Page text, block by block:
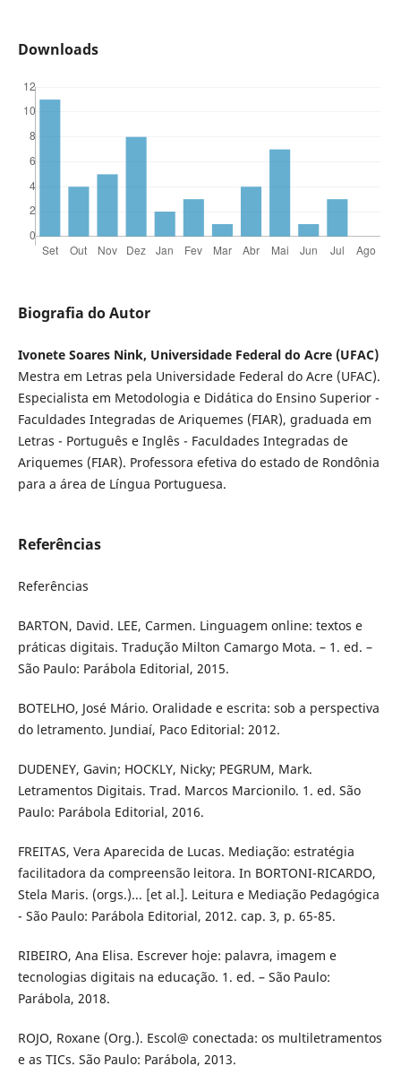
Downloads
Biografia do Autor
Ivonete Soares Nink, Universidade Federal do Acre (UFAC)
Mestra em Letras pela Universidade Federal do Acre (UFAC).
Especialista em Metodologia e Didática do Ensino Superior -
Faculdades Integradas de Ariquemes (FIAR), graduada em
Letras - Português e Inglês - Faculdades Integradas de
Ariquemes (FIAR). Professora efetiva do estado de Rondônia
para a área de Língua Portuguesa.
Referências
Referências
BARTON, David. LEE, Carmen. Linguagem online: textos e
práticas digitais. Tradução Milton Camargo Mota. – 1. ed. –
São Paulo: Parábola Editorial, 2015.
BOTELHO, José Mário. Oralidade e escrita: sob a perspectiva
do letramento. Jundiaí, Paco Editorial: 2012.
DUDENEY, Gavin; HOCKLY, Nicky; PEGRUM, Mark.
Letramentos Digitais. Trad. Marcos Marcionilo. 1. ed. São
Paulo: Parábola Editorial, 2016.
FREITAS, Vera Aparecida de Lucas. Mediação: estratégia
facilitadora da compreensão leitora. In BORTONI-RICARDO,
Stela Maris. (orgs.)... [et al.]. Leitura e Mediação Pedagógica
- São Paulo: Parábola Editorial, 2012. cap. 3, p. 65-85.
RIBEIRO, Ana Elisa. Escrever hoje: palavra, imagem e
tecnologias digitais na educação. 1. ed. – São Paulo:
Parábola, 2018.
ROJO, Roxane (Org.). Escol@ conectada: os multiletramentos
e as TICs. São Paulo: Parábola, 2013.